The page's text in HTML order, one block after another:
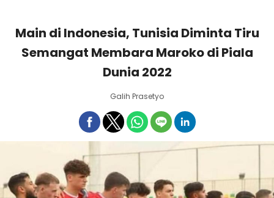
Main di Indonesia, Tunisia Diminta Tiru
Semangat Membara Maroko di Piala
Dunia 2022
Galih Prasetyo